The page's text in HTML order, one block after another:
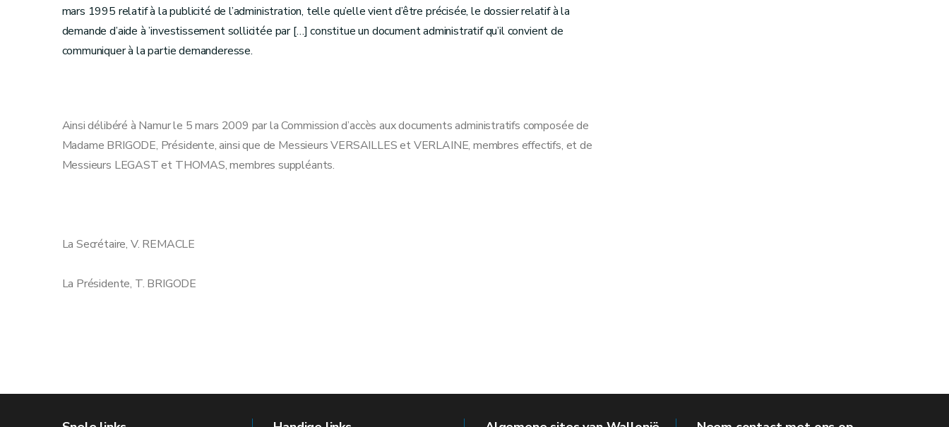
mars 1995 relatif à la publicité de l’administration, telle qu’elle vient d’être précisée, le dossier relatif à la
demande d’aide à ’investissement sollicitée par […] constitue un document administratif qu’il convient de
communiquer à la partie demanderesse.
Ainsi délibéré à Namur le 5 mars 2009 par la Commission d’accès aux documents administratifs composée de
Madame BRIGODE, Présidente, ainsi que de Messieurs VERSAILLES et VERLAINE, membres effectifs, et de
Messieurs LEGAST et THOMAS, membres suppléants.
La Secrétaire, V. REMACLE
La Présidente, T. BRIGODE